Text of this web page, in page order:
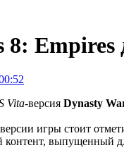
Empires
Vita-версия Dynasty
игры стоит
выпущенный